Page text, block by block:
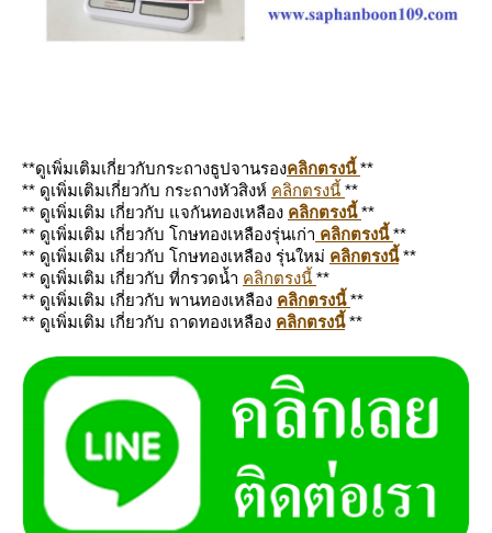
**ดูเพิ่มเติมเกี่ยวกับกระถางธูปจานรองคลิกตรงนี้**
** ดูเพิ่มเติมเกี่ยวกับ กระถางหัวสิงห์ คลิกตรงนี้ **
** ดูเพิ่มเติม เกี่ยวกับ แจกันทองเหลือง คลิกตรงนี้**
** ดูเพิ่มเติม เกี่ยวกับ โกษทองเหลืองรุ่นเก่า คลิกตรงนี้**
** ดูเพิ่มเติม เกี่ยวกับ โกษทองเหลือง รุ่นใหม่ คลิกตรงนี้**
** ดูเพิ่มเติม เกี่ยวกับ ที่กรวดน้ำ คลิกตรงนี้ **
** ดูเพิ่มเติม เกี่ยวกับ พานทองเหลือง คลิกตรงนี้**
** ดูเพิ่มเติม เกี่ยวกับ ถาดทองเหลือง คลิกตรงนี้**